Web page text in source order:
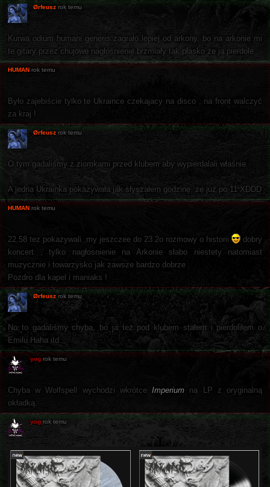
Ørfeusz rok temu
Kurwa odium humani generis zagrało lepiej od arkony, bo na arkonie mi
te gitary przez chujowe nagłośnienie brzmiały tak płasko że ja pierdole
HUMAN rok temu
Było zajebiście tylko te Ukraince czekajacy na disco , na front walczyć
za kraj !
Ørfeusz rok temu
O tym gadaliśmy z ziomkami przed klubem aby wypierdalali właśnie
A jedna Ukrainka pokazywała jak słyszałem godzinę, że już po 11 XDDD
HUMAN rok temu
22,58 tez pokazywali .my jeszczee do 23.2o rozmowy o historii
dobry
koncert , tylko nagłosnienie na Arkonie słabo niestety natomiast
muzycznie i towarzysko jak zawsze bardzo dobrze
Pozdro dla kapel i maniaks !
Ørfeusz rok temu
No to gadaliśmy chyba, bo ja też pod klubem stałem i pierdoliłem o
Emilu Haha itd...
yog rok temu
Chyba w Wolfspell wychodzi wkrótceImperium na LP z oryginalną
okładką.
yog rok temu